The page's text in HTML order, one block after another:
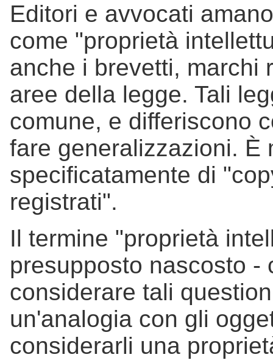
Editori e avvocati
come "proprietà
anche i brevetti, marchi
aree della legge. Tali
comune, e differiscono
fare generalizzazioni. È
specificatamente di
registrati".
Il termine "proprietà
presupposto nascosto -
considerare tali
un'analogia con gli
considerarli una